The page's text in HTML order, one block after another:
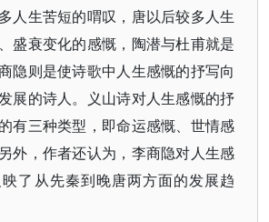
人生苦短的喟叹，唐以后较多人生
盛衰变化的感慨，陶潜与杜甫就是
隐则是使诗歌中人生感慨的抒写向
展的诗人。义山诗对人生感慨的抒
有三种类型，即命运感慨、世情感
外，作者还认为，李商隐对人生感
了从先秦到晚唐两方面的发展趋